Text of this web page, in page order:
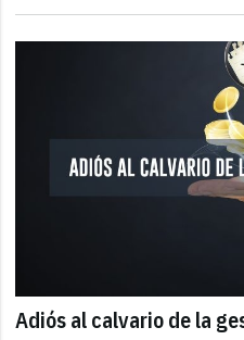
Adiós al calvario de la